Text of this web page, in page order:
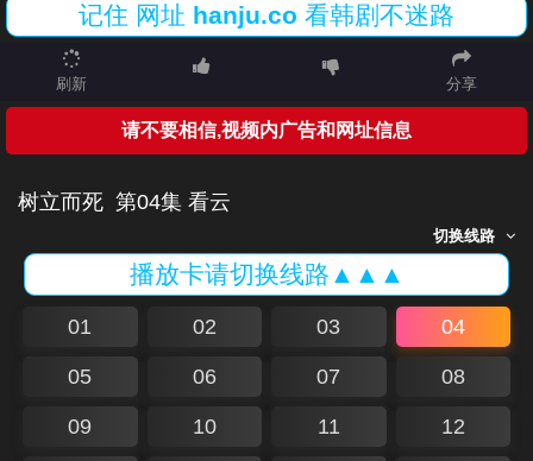
记住 网址 hanju.co 看韩剧不迷路
刷新 分享
请不要相信,视频内广告和网址信息
树立而死 第04集 看云
切换线路
播放卡请切换线路▲▲▲
01 02 03 04
05 06 07 08
09 10 11 12